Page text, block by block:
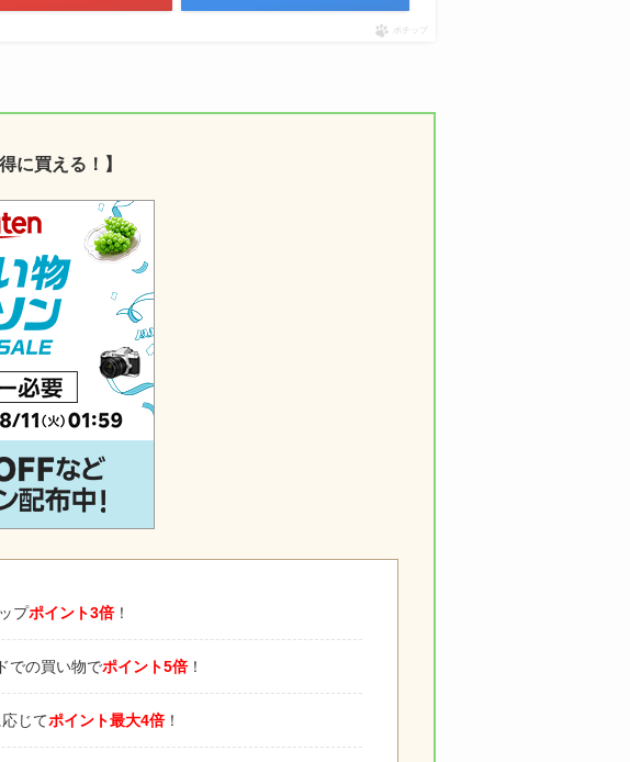
ポチップ
に買える！】
プポイント3倍！
での買い物でポイント5倍！
じてポイント最大4倍！